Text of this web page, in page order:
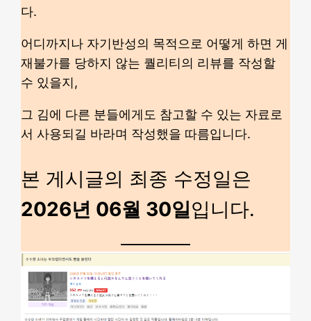
다.
어디까지나 자기반성의 목적으로 어떻게 하면 게
재불가를 당하지 않는 퀄리티의 리뷰를 작성할
수 있을지,
그 김에 다른 분들에게도 참고할 수 있는 자료로
서 사용되길 바라며 작성했을 따름입니다.
본 게시글의 최종 수정일은
2026년 06월 30일입니다.